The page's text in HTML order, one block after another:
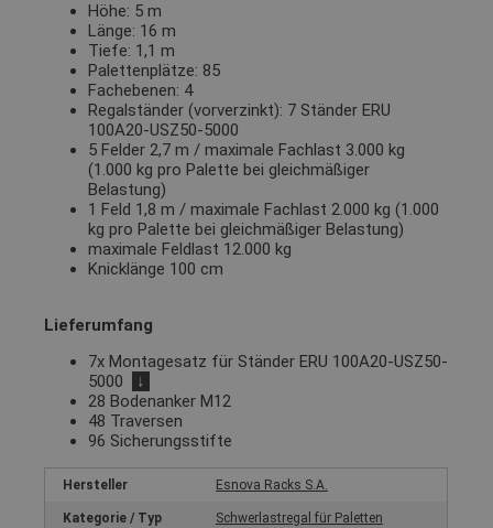
Höhe: 5 m
Länge: 16 m
Tiefe: 1,1 m
Palettenplätze: 85
Fachebenen: 4
Regalständer (vorverzinkt): 7 Ständer ERU
100A20-USZ50-5000
5 Felder 2,7 m / maximale Fachlast 3.000 kg
(1.000 kg pro Palette bei gleichmäßiger
Belastung)
1 Feld 1,8 m / maximale Fachlast 2.000 kg (1.000
kg pro Palette bei gleichmäßiger Belastung)
maximale Feldlast 12.000 kg
Knicklänge 100 cm
Lieferumfang
7x Montagesatz für Ständer ERU 100A20-USZ50-
5000
↓
28 Bodenanker M12
48 Traversen
96 Sicherungsstifte
Hersteller Esnova Racks S.A.
Kategorie / Typ Schwerlastregal für Paletten